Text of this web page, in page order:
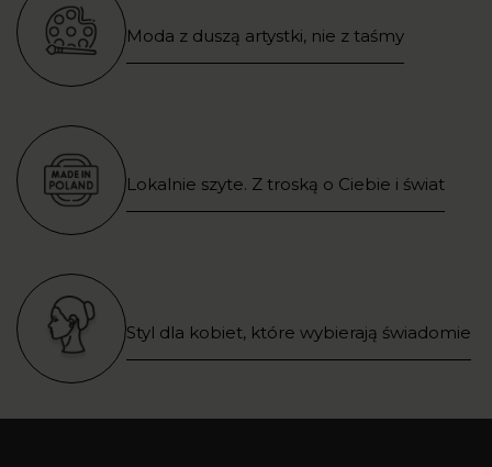
Moda z duszą artystki, nie z taśmy
Lokalnie szyte. Z troską o Ciebie i świat
Styl dla kobiet, które wybierają świadomie